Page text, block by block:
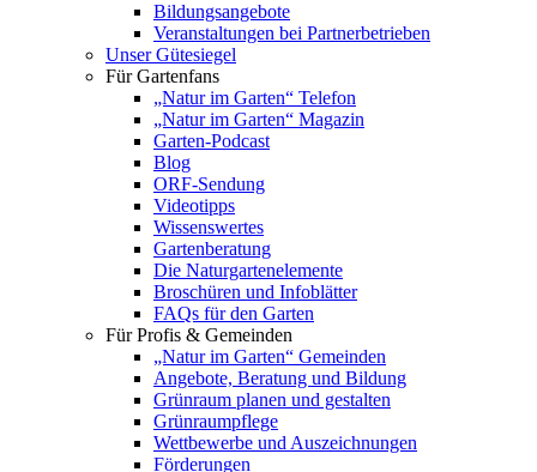
Bildungsangebote
Veranstaltungen bei Partnerbetrieben
Unser Gütesiegel
Für Gartenfans
„Natur im Garten“ Telefon
„Natur im Garten“ Magazin
Garten-Podcast
Blog
ORF-Sendung
Videotipps
Wissenswertes
Gartenberatung
Die Naturgartenelemente
Broschüren und Infoblätter
FAQs für den Garten
Für Profis & Gemeinden
„Natur im Garten“ Gemeinden
Angebote, Beratung und Bildung
Grünraum planen und gestalten
Grünraumpflege
Wettbewerbe und Auszeichnungen
Förderungen